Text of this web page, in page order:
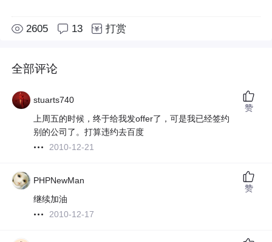
2605 13 打赏
全部评论
stuarts740
上周五的时候，终于给我发offer了，可是我已经签约
别的公司了。打算违约去百度
2010-12-21
赞
PHPNewMan
继续加油
2010-12-17
赞